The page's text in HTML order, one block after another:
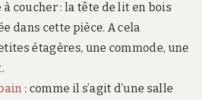
coucher : la tête de lit en bois
dans cette pièce. A cela
étagères, une commode, une
: comme il s’agit d’une salle